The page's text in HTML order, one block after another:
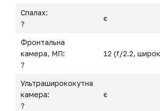
Спалах:
?
є
Фронтальна
камера, МП:
?
12 (f/2.2,
Ультраширококутна
камера:
?
є